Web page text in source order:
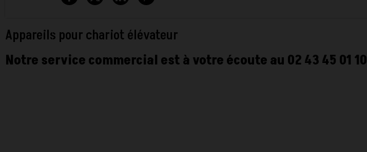
Appareils pour chariot élévateur
Notre service commercial est à votre écoute au 02 43 45 01 10